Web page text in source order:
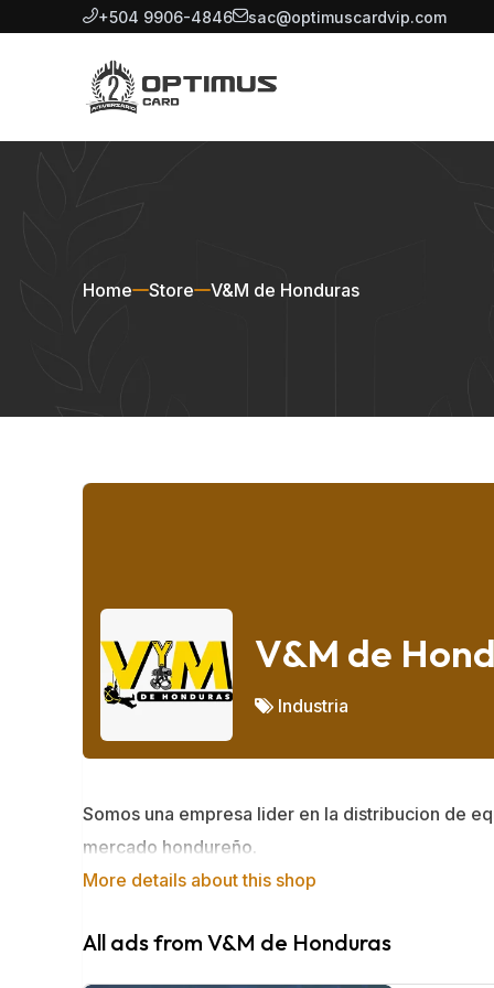
+504 9906-4846 sac@optimuscardvip.com
Home Store V&M de Honduras
V&M de
Industria
Somos una empresa lider en la distribucion de
mercado hondureño.
More details about this shop
All ads from V&M de Honduras